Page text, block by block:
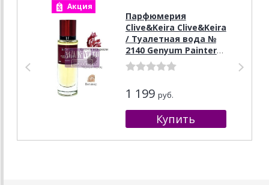
Акция
Парфюмерия
Clive&Keira Clive&Keira
/ Туалетная вода №
2140 Genyum Painter
30 ml
1 199 руб.